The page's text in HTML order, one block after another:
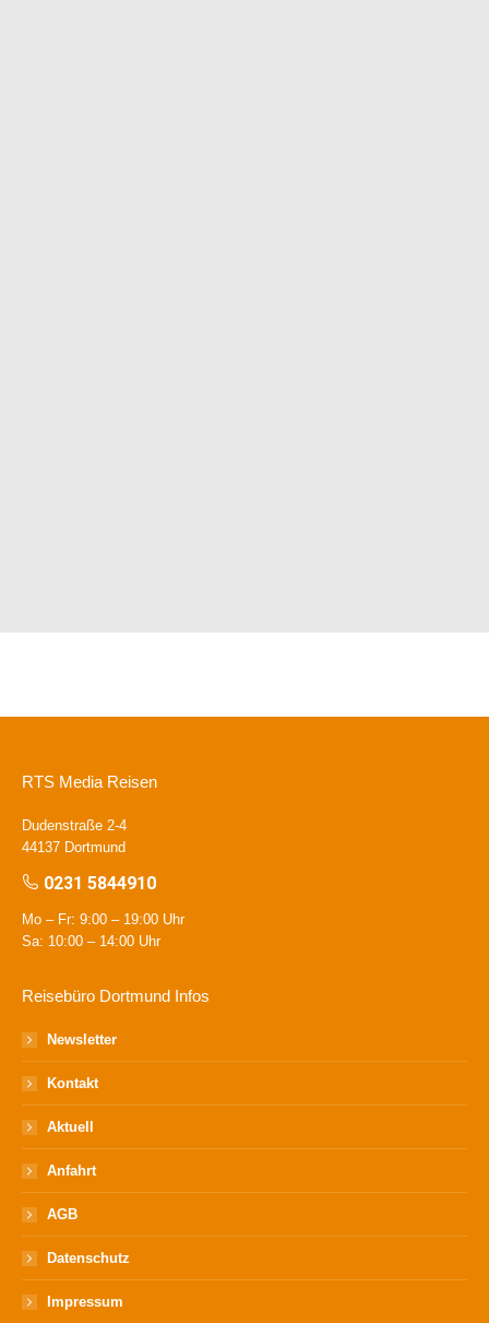
RTS Media Reisen
Dudenstraße 2-4
44137 Dortmund
0231 5844910
Mo – Fr: 9:00 – 19:00 Uhr
Sa: 10:00 – 14:00 Uhr
Reisebüro Dortmund Infos
Newsletter
Kontakt
Aktuell
Anfahrt
AGB
Datenschutz
Impressum